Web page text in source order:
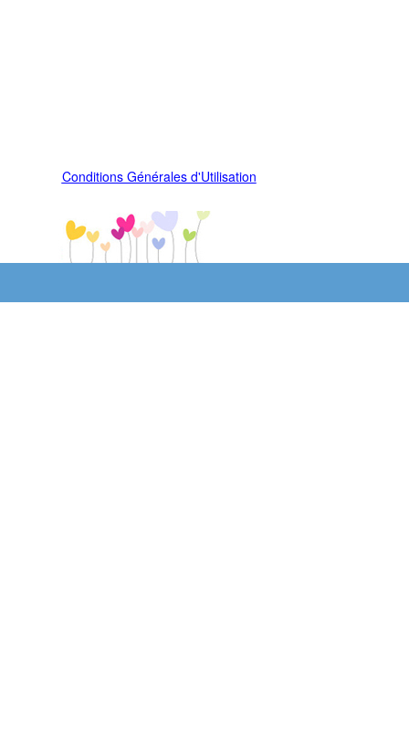
Conditions Générales d'Utilisation